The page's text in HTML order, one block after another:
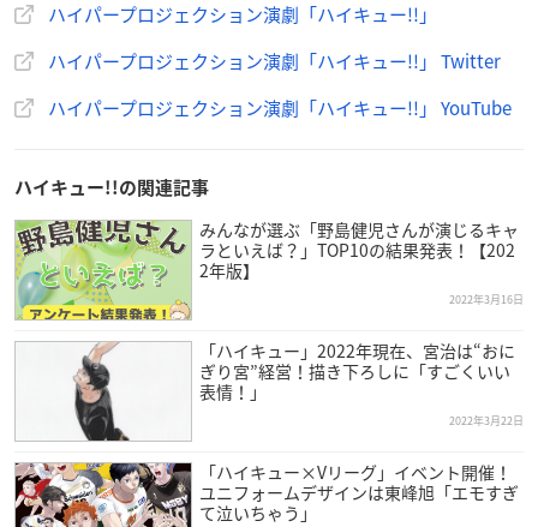
ハイパープロジェクション演劇「ハイキュー!!」
ハイパープロジェクション演劇「ハイキュー!!」 Twitter
ハイパープロジェクション演劇「ハイキュー!!」 YouTube
ハイキュー!!の関連記事
みんなが選ぶ「野島健児さんが演じるキャ
ラといえば？」TOP10の結果発表！【202
2年版】
2022年3月16日
「ハイキュー」2022年現在、宮治は“おに
ぎり宮”経営！描き下ろしに「すごくいい
表情！」
2022年3月22日
「ハイキュー×Vリーグ」イベント開催！
ユニフォームデザインは東峰旭「エモすぎ
て泣いちゃう」